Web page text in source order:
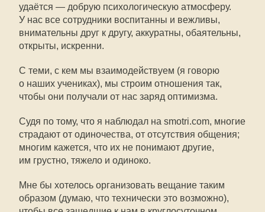
удаётся — добрую психологическую атмосферу.
У нас все сотрудники воспитанны и вежливы,
внимательны друг к другу, аккуратны, обаятельны,
открыты, искренни.
С теми, с кем мы взаимодействуем (я говорю
о наших учениках), мы строим отношения так,
чтобы они получали от нас заряд оптимизма.
Судя по тому, что я наблюдал на smotri.com, многие
страдают от одиночества, от отсутствия общения;
многим кажется, что их не понимают другие,
им грустно, тяжело и одиноко.
Мне бы хотелось организовать вещание таким
образом (думаю, что технически это возможно),